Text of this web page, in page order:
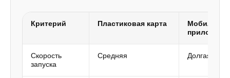
Критерий Пластиковая карта
Мобильное
Скорость
запуска
Средняя Долгая